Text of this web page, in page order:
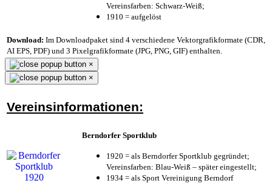
Vereinsfarben: Schwarz-Weiß;
1910 = aufgelöst
Download: Im Downloadpaket sind 4 verschiedene Vektorgrafikformate (CDR,
AI EPS, PDF) und 3 Pixelgrafikformate (JPG, PNG, GIF) enthalten.
×
×
Vereinsinformationen:
Berndorfer Sportklub
1920 = als Berndorfer Sportklub gegründet;
Vereinsfarben: Blau-Weiß – später eingestellt;
1934 = als Sport Vereinigung Berndorf